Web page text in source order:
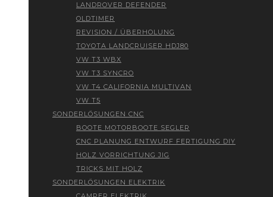
LANDROVER DEFENDER
OLDTIMER
REVISION / ÜBERHOLUNG
TOYOTA LANDCRUISER HDJ80
VW T3 WBX
VW T3 SYNCRO
VW T4 CALIFORNIA MULTIVAN
VW T5
SONDERLÖSUNGEN CNC
BOOTE MOTORBOOTE SEGLER
CNC PLANUNG ENTWURF FERTIGUNG DIY
HOLZ VORRICHTUNG JIG
TRICKS MIT HOLZ
SONDERLÖSUNGEN ELEKTRIK